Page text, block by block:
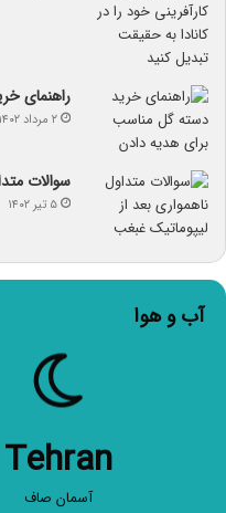
راهنمای
۲ مرداد ۱۴۰۲
سوالات
۵ تیر ۱۴۰۲
آب و هوا
Tehran
آسمان صاف